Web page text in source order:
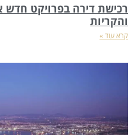
והקריות
קרא עוד »